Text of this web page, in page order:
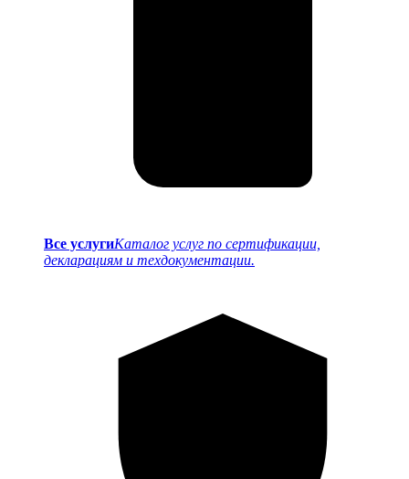
Все услугиКаталог услуг по сертификации,
декларациям и техдокументации.